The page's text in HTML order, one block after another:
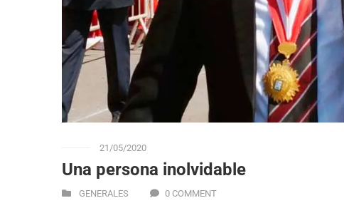
21/05/2020
Una persona inolvidable
GENERALES 0 COMMENT